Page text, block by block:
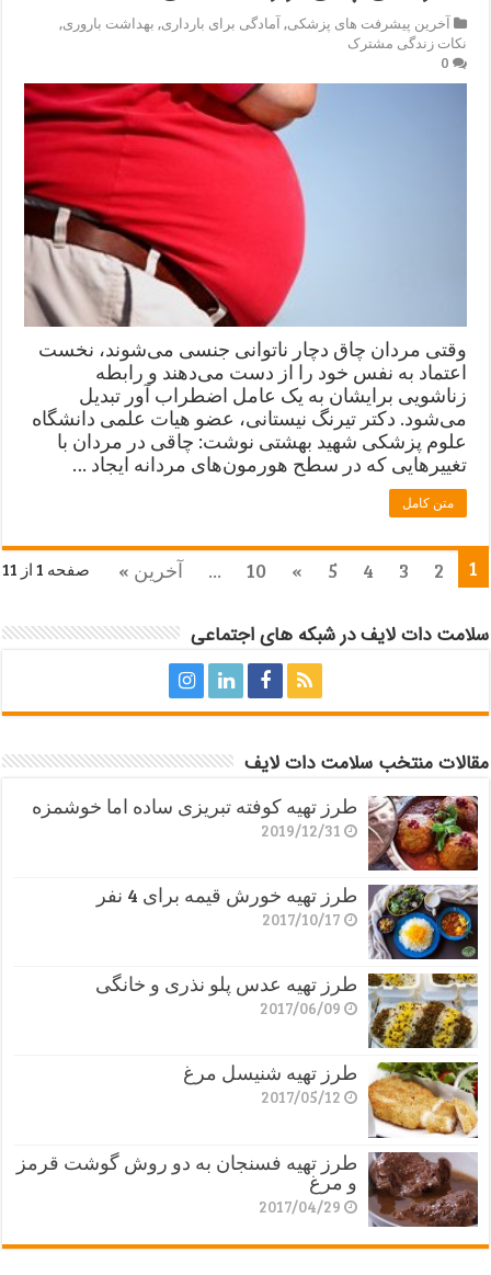
آخرین پیشرفت های پزشکی,آمادگی برای بارداری, بهداشت باروری,
نکات زندگی مشترک
0
وقتی مردان چاق دچار ناتوانی جنسی می‌شوند، نخست
اعتماد به نفس خود را از دست می‌دهند و رابطه
زناشویی برایشان به یک عامل اضطراب آور تبدیل
می‌شود. دکتر تیرنگ نیستانی، عضو هیات علمی دانشگاه
علوم پزشکی شهید بهشتی نوشت: چاقی در مردان با
تغییرهایی که در سطح هورمون‌های مردانه ایجاد …
متن کامل
صفحه 1 از 11 1
2
3
4
5
»
10
... آخرین »
سلامت دات لایف در شبکه های اجتماعی
مقالات منتخب سلامت دات لایف
طرز تهیه کوفته تبریزی ساده اما خوشمزه
2019/12/31
طرز تهیه خورش قیمه برای 4 نفر
2017/10/17
طرز تهیه عدس پلو نذری و خانگی
2017/06/09
طرز تهیه شنیسل مرغ
2017/05/12
طرز تهیه فسنجان به دو روش گوشت قرمز
و مرغ
2017/04/29